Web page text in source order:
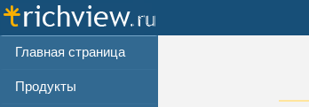
Главная страница
Продукты